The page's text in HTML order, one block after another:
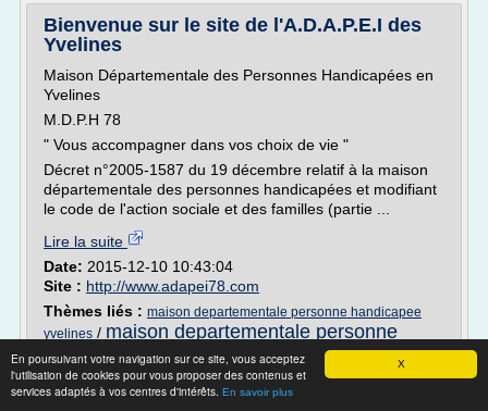
X
En poursuivant votre navigation sur ce site, vous acceptez
l'utilisation de cookies pour vous proposer des contenus et
services adaptés à vos centres d'intérêts. En savoir plus
Bienvenue sur le site de l'A.D.A.P.E.I des
Yvelines
Maison Départementale des Personnes Handicapées en
Yvelines
M.D.P.H 78
" Vous accompagner dans vos choix de vie "
Décret n°2005-1587 du 19 décembre relatif à la maison
départementale des personnes handicapées et modifiant
le code de l'action sociale et des familles (partie ...
Lire la suite
Date: 2015-12-10 10:43:04
Site : http://www.adapei78.com
Thèmes liés : maison departementale personne handicapee
yvelines / maison departementale personne
handicapee demarche/maison
departementale personne handicapee mdph/
maison departementale personne handicapee